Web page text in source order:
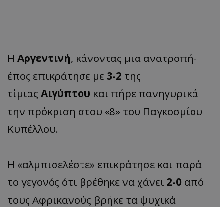
Η Αργεντινή, κάνοντας μια ανατροπή-
έπος επικράτησε με 3-2 της
τίμιας Αιγύπτου και πήρε πανηγυρικά
την πρόκριση στου «8» του Παγκοσμίου
Κυπέλλου.
Η «αλμπισελέστε» επικράτησε και παρά
το γεγονός ότι βρέθηκε να χάνει 2-0 από
τους Αφρικανούς βρήκε τα ψυχικά